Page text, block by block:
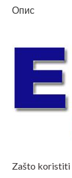
Опис
Zašto koristiti